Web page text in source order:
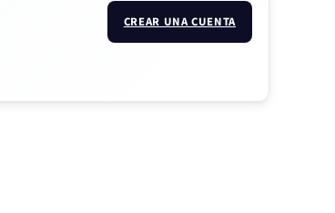
CREAR UNA CUENTA